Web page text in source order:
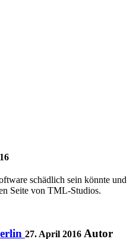
schädlich sein könnte und
Seite von TML-Studios.
27. April 2016 Autor